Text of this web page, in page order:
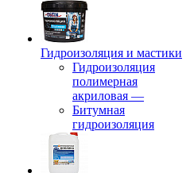
Гидроизоляция и мастики
Гидроизоляция
полимерная
акриловая —
Битумная
гидроизоляция